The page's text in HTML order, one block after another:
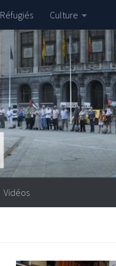
Réfugiés Culture
Vidéos